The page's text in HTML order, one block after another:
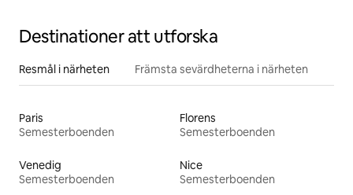
Destinationer att utforska
Resmål i närheten Främsta sevärdheterna i närheten
Paris
Semesterboenden
Florens
Semesterboenden
Venedig
Semesterboenden
Nice
Semesterboenden